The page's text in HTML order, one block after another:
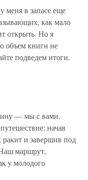
меня в запасе еще
как мало
открыть. Но я
объем книги не
подведем итоги.
— мы с вами,
начав
и завершив под
маршрут,
у молодого